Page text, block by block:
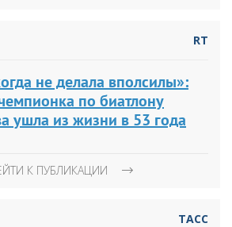
RT
не делала вполсилы»:
по биатлону
ушла из жизни в 53 года
К ПУБЛИКАЦИИ
ТАСС